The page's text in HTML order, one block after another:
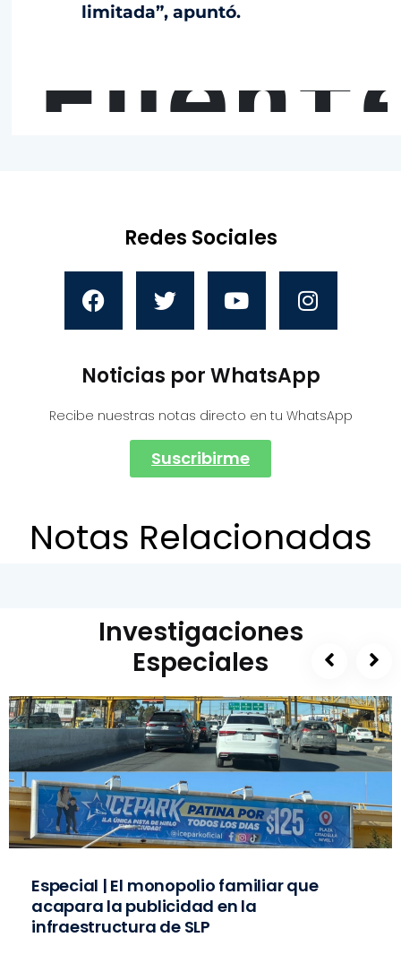
limitada”, apuntó.
Redes Sociales
Noticias por WhatsApp
Recibe nuestras notas directo en tu WhatsApp
Suscribirme
Notas Relacionadas
Investigaciones
Especiales
Especial | El monopolio familiar que
acapara la publicidad en la
infraestructura de SLP